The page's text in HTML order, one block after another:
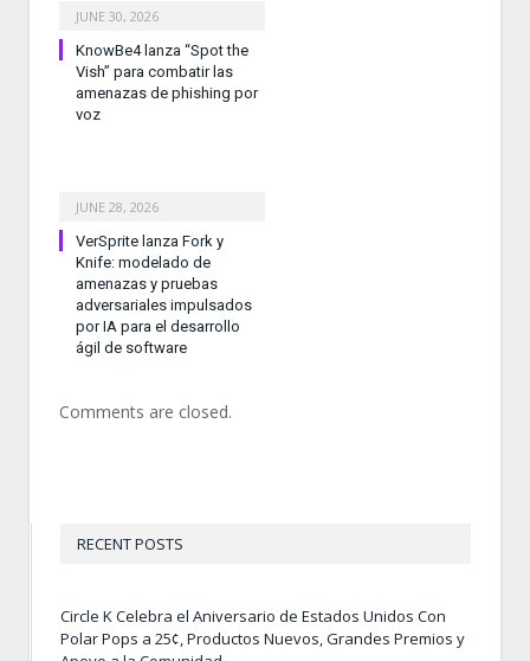
JUNE 30, 2026
KnowBe4 lanza “Spot the
Vish” para combatir las
amenazas de phishing por
voz
JUNE 28, 2026
VerSprite lanza Fork y
Knife: modelado de
amenazas y pruebas
adversariales impulsados
por IA para el desarrollo
ágil de software
Comments are closed.
RECENT POSTS
Circle K Celebra el Aniversario de Estados Unidos Con
Polar Pops a 25¢, Productos Nuevos, Grandes Premios y